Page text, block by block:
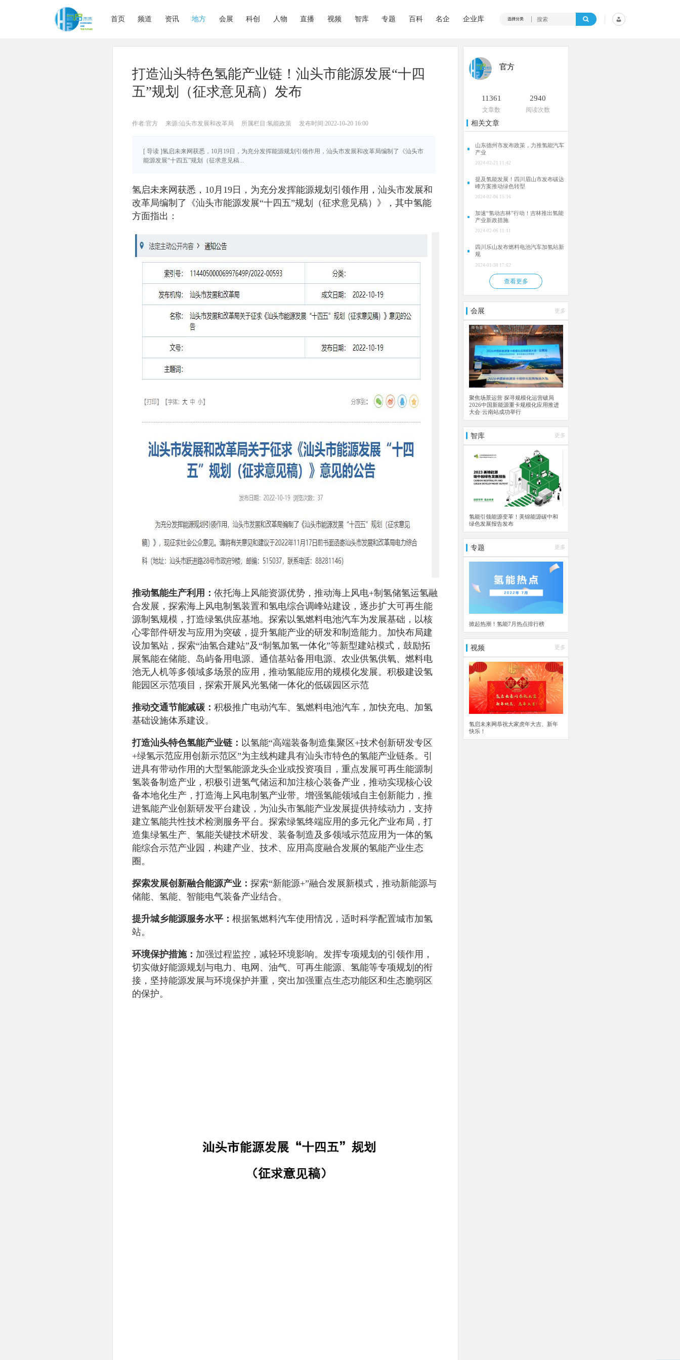
首页 频道 资讯 地方 会展 科创 人物 直播 视频 智库 专题 百科 名企 企业库 选择分类
打造汕头特色氢能产业链！汕头市能源发展“十四
五”规划（征求意见稿）发布
作者:官方 来源:汕头市发展和改革局 所属栏目:氢能政策 发布时间:2022-10-20 16:00
[ 导读 ]氢启未来网获悉，10月19日，为充分发挥能源规划引领作用，汕头市发展和改革局编制了《汕头市
能源发展“十四五”规划（征求意见稿...
氢启未来网获悉，10月19日，为充分发挥能源规划引领作用，汕头市发展和
改革局编制了《汕头市能源发展“十四五”规划（征求意见稿）》，其中氢能
方面指出：
推动氢能生产利用： 依托海上风能资源优势，推动海上风电+制氢储氢运氢融
合发展，探索海上风电制氢装置和氢电综合调峰站建设，逐步扩大可再生能
源制氢规模，打造绿氢供应基地。探索以氢燃料电池汽车为发展基础，以核
心零部件研发与应用为突破，提升氢能产业的研发和制造能力。加快布局建
设加氢站，探索“油氢合建站”及“制氢加氢一体化”等新型建站模式，鼓励拓
展氢能在储能、岛屿备用电源、通信基站备用电源、农业供氢供氧、燃料电
池无人机等多领域多场景的应用，推动氢能应用的规模化发展。积极建设氢
能园区示范项目，探索开展风光氢储一体化的低碳园区示范
推动交通节能减碳： 积极推广电动汽车、氢燃料电池汽车，加快充电、加氢
基础设施体系建设。
打造汕头特色氢能产业链： 以氢能“高端装备制造集聚区+技术创新研发专区
+绿氢示范应用创新示范区”为主线构建具有汕头市特色的氢能产业链条。引
进具有带动作用的大型氢能源龙头企业或投资项目，重点发展可再生能源制
氢装备制造产业，积极引进氢气储运和加注核心装备产业，推动实现核心设
备本地化生产，打造海上风电制氢产业带。增强氢能领域自主创新能力，推
进氢能产业创新研发平台建设，为汕头市氢能产业发展提供持续动力，支持
建立氢能共性技术检测服务平台。探索绿氢终端应用的多元化产业布局，打
造集绿氢生产、氢能关键技术研发、装备制造及多领域示范应用为一体的氢
能综合示范产业园，构建产业、技术、应用高度融合发展的氢能产业生态
圈。
探索发展创新融合能源产业： 探索“新能源+”融合发展新模式，推动新能源与
储能、氢能、智能电气装备产业结合。
提升城乡能源服务水平： 根据氢燃料汽车使用情况，适时科学配置城市加氢
站。
环境保护措施： 加强过程监控，减轻环境影响。发挥专项规划的引领作用，
切实做好能源规划与电力、电网、油气、可再生能源、氢能等专项规划的衔
接，坚持能源发展与环境保护并重，突出加强重点生态功能区和生态脆弱区
的保护。
官方
11361
文章数
2940
阅读次数
相关文章
山东德州市发布政策，力推氢能汽车
产业
2024-02-21 11:42
提及氢能发展！四川眉山市发布碳达
峰方案推动绿色转型
2024-02-06 15:16
加速“氢动吉林”行动！吉林推出氢能
产业新政措施
2024-02-06 11:11
四川乐山发布燃料电池汽车加氢站新
规
2024-01-30 17:02
查看更多
会展 更多
聚焦场景运营 探寻规模化运营破局
2026中国新能源重卡规模化应用推进
大会·云南站成功举行
智库 更多
氢能引领能源变革！美锦能源碳中和
绿色发展报告发布
专题 更多
掀起热潮！氢能7月热点排行榜
视频 更多
氢启未来网恭祝大家虎年大吉、新年
快乐！